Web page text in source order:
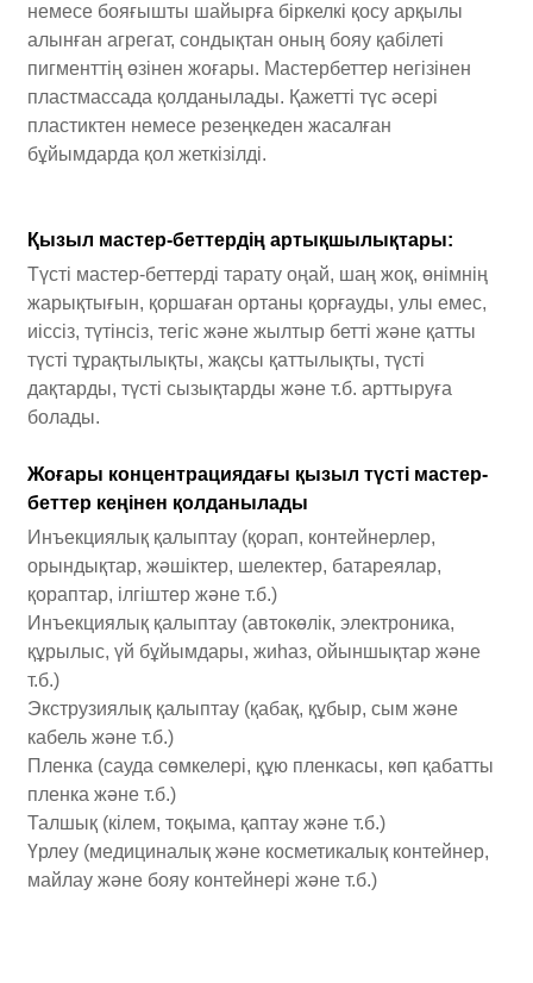
немесе бояғышты шайырға біркелкі қосу арқылы
алынған агрегат, сондықтан оның бояу қабілеті
пигменттің өзінен жоғары. Мастербеттер негізінен
пластмассада қолданылады. Қажетті түс әсері
пластиктен немесе резеңкеден жасалған
бұйымдарда қол жеткізілді.
Қызыл мастер-беттердің артықшылықтары:
Түсті мастер-беттерді тарату оңай, шаң жоқ, өнімнің
жарықтығын, қоршаған ортаны қорғауды, улы емес,
иіссіз, түтінсіз, тегіс және жылтыр бетті және қатты
түсті тұрақтылықты, жақсы қаттылықты, түсті
дақтарды, түсті сызықтарды және т.б. арттыруға
болады.
Жоғары концентрациядағы қызыл түсті мастер-
беттер кеңінен қолданылады
Инъекциялық қалыптау (қорап, контейнерлер,
орындықтар, жәшіктер, шелектер, батареялар,
қораптар, ілгіштер және т.б.)
Инъекциялық қалыптау (автокөлік, электроника,
құрылыс, үй бұйымдары, жиһаз, ойыншықтар және
т.б.)
Экструзиялық қалыптау (қабақ, құбыр, сым және
кабель және т.б.)
Пленка (сауда сөмкелері, құю пленкасы, көп қабатты
пленка және т.б.)
Талшық (кілем, тоқыма, қаптау және т.б.)
Үрлеу (медициналық және косметикалық контейнер,
майлау және бояу контейнері және т.б.)